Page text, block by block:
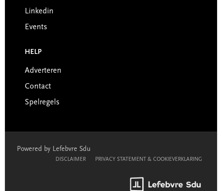
Linkedin
Events
HELP
Adverteren
Contact
Spelregels
Powered by Lefebvre Sdu
DISCLAIMER PRIVACY STATEMENT & COOKIEVERKLARING